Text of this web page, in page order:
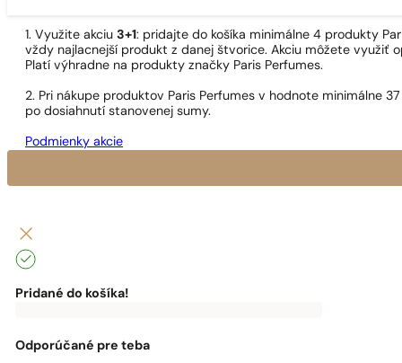
1. Využite akciu 3+1: pridajte do košíka minimálne 4 produkty
vždy najlacnejší produkt z danej štvorice. Akciu môžete využiť
Platí výhradne na produkty značky Paris Perfumes.
2. Pri nákupe produktov Paris Perfumes v hodnote minimálne
po dosiahnutí stanovenej sumy.
Podmienky akcie
Pridané do košíka!
zadarmo
ti
Odporúčané pre teba